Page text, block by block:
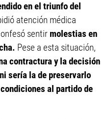
en el triunfo del
atención médica
sentir molestias en
Pese a esta situación,
contractura y la decisión
sería la de preservarlo
al partido de